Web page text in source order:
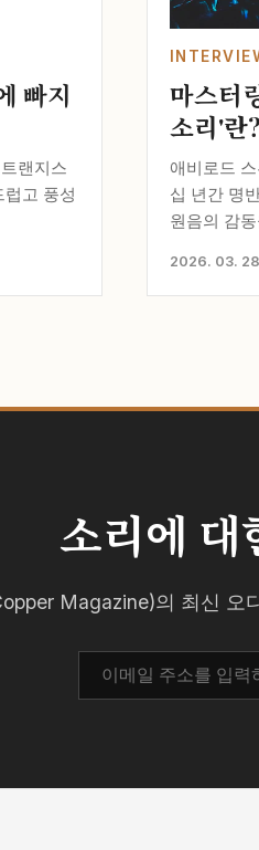
빠지
랜지스
고 풍성
마스터
소리'란?
애비로드
십 년간 명
원음의 감
2026. 03. 28
소리에 대
Magazine)의 최신 오